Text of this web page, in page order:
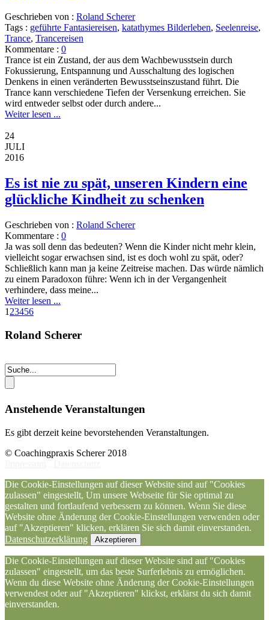
Geschrieben von : Roland Scherer
Tags : geführte Fantasiereisen, katathymes Bilderleben, Seelenreise,
Trance, Trancereisen
Kommentare : 0
Trance ist ein Zustand, der aus dem Wachbewusstsein durch
Fokussierung, Entspannung und Ausschaltung des logischen
Denkens in einen veränderten Bewusstseinszustand führt. Die
Trance kann verschiedene Tiefen der Versenkung erreichen. Sie
wird entweder selbst oder durch andere...
Weiter lesen ...
24
JULI
2016
Es ist nie zu spät, unseren Kindern eine
glückliche Kindheit zu schenken
Geschrieben von : Roland Scherer
Kommentare : 0
Ja was soll denn das bedeuten? Wenn die Kinder nicht mehr klein,
vielleicht sogar erwachsen sind, ist es doch wohl zu spät, oder?
Schließlich kann man ja keine Zeitreise machen. Das würde nämlich
zu einem Paradoxon führe: Wenn ich in der Vergangenheit
verhindere, dass meine...
Weiter lesen ...
1 23456
Roland Scherer
Anstehende Veranstaltungen
Es gibt derzeit keine bevorstehenden Veranstaltungen.
© Coachingpraxis Scherer 2018
Die Cookie-Einstellungen auf dieser Website sind auf "Cookies
zulassen" eingestellt, Um unsere Webseite für Sie optimal zu
gestalten und fortlaufend verbessern zu können. Wenn Sie diese
Website ohne Änderung der Cookie-Einstellungen verwenden oder
auf "Akzeptieren" klicken, erklären Sie sich damit einverstanden.
Datenschutzerklärung
Akzeptieren
Die Cookie-Einstellungen auf dieser Website sind auf "Cookies
zulassen" eingestellt, um das beste Surferlebnis zu ermöglichen.
Wenn du diese Website ohne Änderung der Cookie-Einstellungen
verwendest oder auf "Akzeptieren" klickst, erklärst du sich damit
einverstanden.